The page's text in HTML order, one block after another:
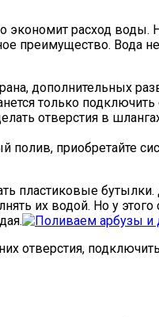
экономит расход
Вода не
дополнительных
только
отверстия в
приобретайте
пластиковые
их водой. Но у
отверстия,